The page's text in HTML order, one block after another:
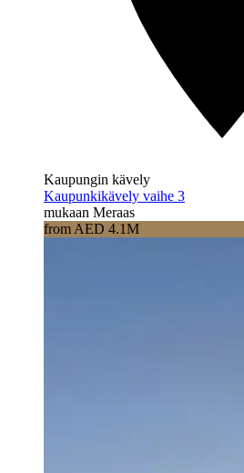
Kaupungin kävely
Kaupunkikävely vaihe 3
mukaan Meraas
from AED 4.1M